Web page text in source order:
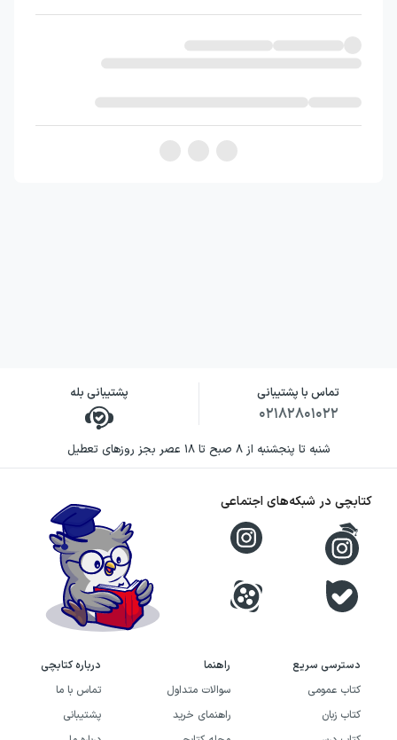
تماس با پشتیبانی
۰۲۱۸۲۸۰۱۰۲۲
پشتیبانی بله
شنبه تا پنجشنبه از ۸ صبح تا ۱۸ عصر بجز روزهای تعطیل
دسترسی سریع
کتاب عمومی
کتاب زبان
راهنما
سوالات متداول
راهنمای خرید
درباره کتابچی
تماس با ما
پشتیبانی
کتابچی در شبکه‌های اجتماعی